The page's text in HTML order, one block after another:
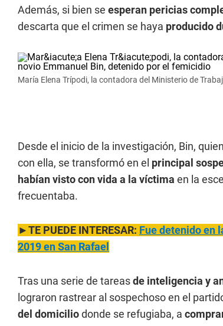
Además, si bien se esperan pericias
descarta que el crimen se haya producido
María Elena Trípodi, la contadora del Ministerio de
Desde el inicio de la investigación, Bin,
con ella, se transformó en el principal
habían visto con vida a la víctima en la
frecuentaba.
►TE PUEDE INTERESAR: Fue detenido en
2019 en San Rafael
Tras una serie de tareasde inteligencia y
lograron rastrear al sospechoso en el
del domiciliodonde se refugiaba, a